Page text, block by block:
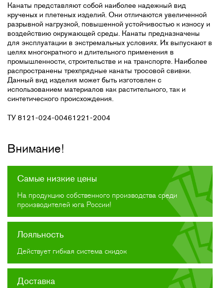
Канаты представляют собой наиболее надежный вид
крученых и плетеных изделий. Они отличаются увеличенной
разрывной нагрузкой, повышенной устойчивостью к износу и
воздействию окружающей среды. Канаты предназначены
для эксплуатации в экстремальных условиях. Их выпускают в
целях многократного и длительного применения в
промышленности, строительстве и на транспорте. Наиболее
распространены трехпрядные канаты тросовой свивки.
Данный вид изделия может быть изготовлен с
использованием материалов как растительного, так и
синтетического происхождения.
ТУ 8121-024-00461221-2004
Внимание!
Самые низкие цены
На продукцию собственного производства среди
производителей юга России!
Лояльность
Действует гибкая система скидок
Доставка